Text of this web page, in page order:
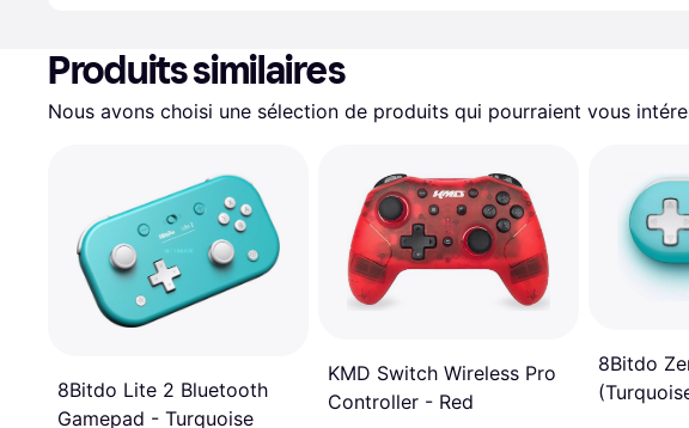
Produits similaires
Nous avons choisi une sélection de produits qui pourraient vous
8Bitdo Lite 2 Bluetooth
Gamepad - Turquoise
KMD Switch Wireless Pro
Controller - Red
8Bitdo